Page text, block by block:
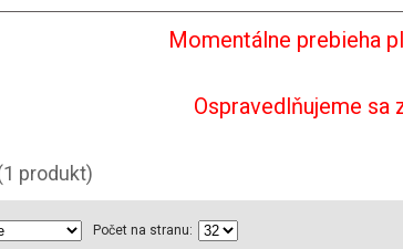
Momentálne prebieha
Ospravedlňujeme sa
produkt)
Počet na stranu: